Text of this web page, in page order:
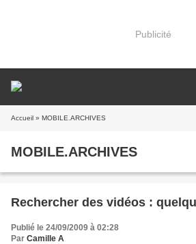
Publicité
Accueil » MOBILE.ARCHIVES
MOBILE.ARCHIVES
Rechercher des vidéos :
Publié le 24/09/2009 à 02:28
Par Camille A